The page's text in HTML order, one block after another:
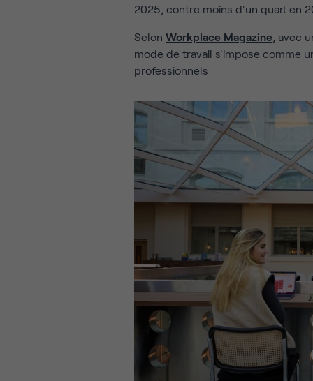
2025, contre moins d'un quart en
Selon Workplace Magazine, avec
mode de travail s'impose comme
professionnels